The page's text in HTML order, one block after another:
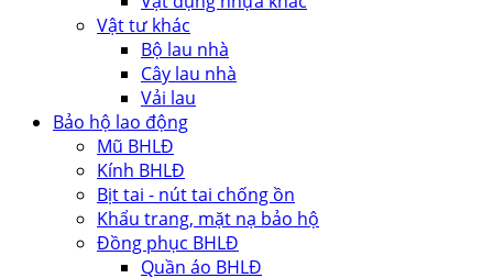
Vật tư khác
Bộ lau nhà
Cây lau nhà
Vải lau
Bảo hộ lao động
Mũ BHLĐ
Kính BHLĐ
Bịt tai - nút tai chống ồn
Khẩu trang, mặt nạ bảo hộ
Đồng phục BHLĐ
Quần áo BHLĐ